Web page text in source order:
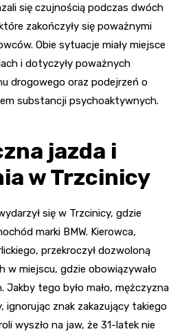
się czujnością podczas dwóch
zakończyły się poważnymi
Obie sytuacje miały miejsce
i dotyczyły poważnych
drogowego oraz podejrzeń o
substancji psychoaktywnych.
jazda i
w Trzcinicy
się w Trzcinicy, gdzie
marki BMW. Kierowca,
przekroczył dozwoloną
w miejscu, gdzie obowiązywało
Jakby tego było mało, mężczyzna
ignorując znak zakazujący takiego
wyszło na jaw, że 31-latek nie